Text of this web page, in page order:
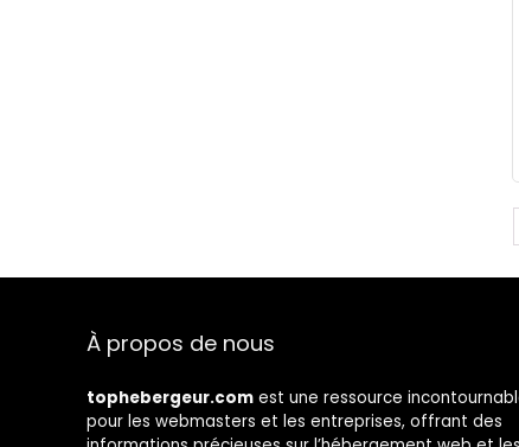
À propos de nous
tophebergeur.comest une ressource
pour les webmasters et les entreprises, offrant des